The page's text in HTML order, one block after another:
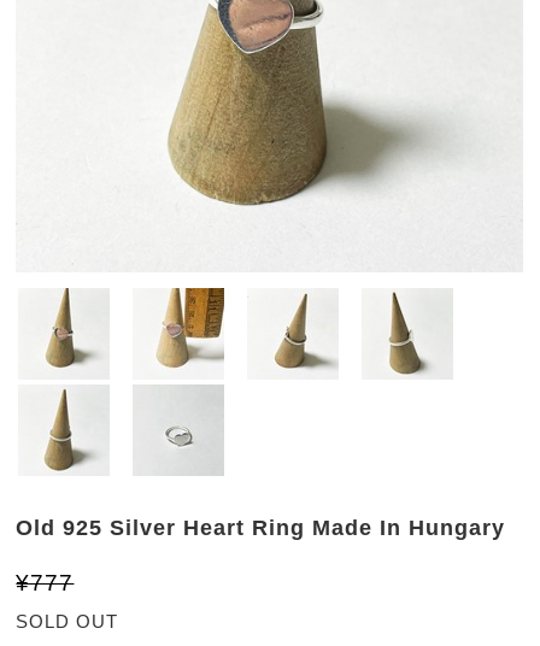
Old 925 Silver Heart Ring Made In Hungary
¥777
SOLD OUT